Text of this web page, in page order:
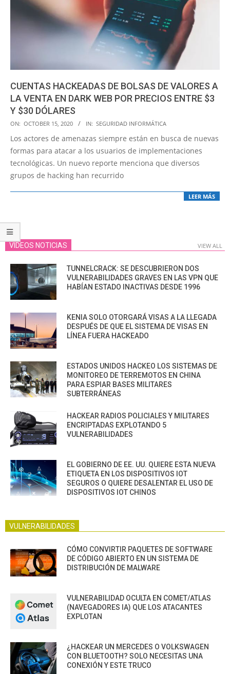
CUENTAS HACKEADAS DE BOLSAS DE VALORES A
LA VENTA EN DARK WEB POR PRECIOS ENTRE $3
Y $30 DÓLARES
2020-
10-
15
ON: OCTOBER 15, 2020 IN: SEGURIDAD INFORMÁTICA
Los actores de amenazas siempre están en busca de nuevas
formas para atacar a los usuarios de implementaciones
tecnológicas. Un nuevo reporte menciona que diversos
grupos de hacking han recurrido
LEER MÁS
VIDEOS NOTICIAS VIEW ALL
TUNNELCRACK: SE DESCUBRIERON DOS
VULNERABILIDADES GRAVES EN LAS VPN QUE
HABÍAN ESTADO INACTIVAS DESDE 1996
KENIA SOLO OTORGARÁ VISAS A LA LLEGADA
DESPUÉS DE QUE EL SISTEMA DE VISAS EN
LÍNEA FUERA HACKEADO
ESTADOS UNIDOS HACKEO LOS SISTEMAS DE
MONITOREO DE TERREMOTOS EN CHINA
PARA ESPIAR BASES MILITARES
SUBTERRÁNEAS
HACKEAR RADIOS POLICIALES Y MILITARES
ENCRIPTADAS EXPLOTANDO 5
VULNERABILIDADES
EL GOBIERNO DE EE. UU. QUIERE ESTA NUEVA
ETIQUETA EN LOS DISPOSITIVOS IOT
SEGUROS O QUIERE DESALENTAR EL USO DE
DISPOSITIVOS IOT CHINOS
VULNERABILIDADES
CÓMO CONVIRTIR PAQUETES DE SOFTWARE
DE CÓDIGO ABIERTO EN UN SISTEMA DE
DISTRIBUCIÓN DE MALWARE
VULNERABILIDAD OCULTA EN COMET/ATLAS
(NAVEGADORES IA) QUE LOS ATACANTES
EXPLOTAN
¿HACKEAR UN MERCEDES O VOLKSWAGEN
CON BLUETOOTH? SOLO NECESITAS UNA
CONEXIÓN Y ESTE TRUCO